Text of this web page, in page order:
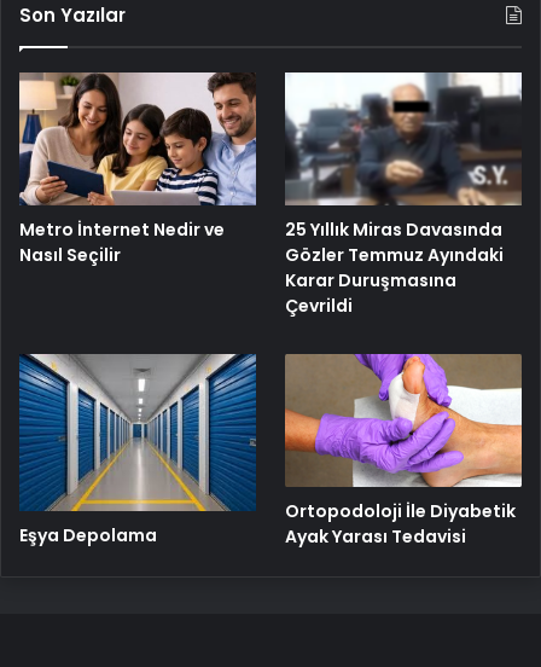
Son Yazılar
Metro İnternet Nedir ve
Nasıl Seçilir
25 Yıllık Miras Davasında
Gözler Temmuz Ayındaki
Karar Duruşmasına
Çevrildi
Eşya Depolama
Ortopodoloji İle Diyabetik
Ayak Yarası Tedavisi